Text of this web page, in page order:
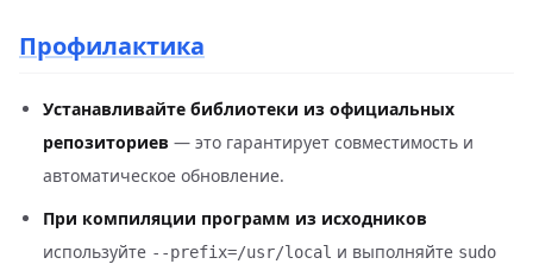
Профилактика
Устанавливайте библиотеки из официальных
репозиториев — это гарантирует совместимость и
автоматическое обновление.
При компиляции программ из исходников
используйте --prefix=/usr/local и выполняйте sudo